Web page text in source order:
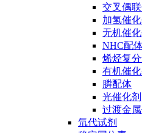
交叉偶
加氢催化
无机催化
NHC配
烯烃复
有机催化
膦配体
光催化剂
过渡金
氘代试剂